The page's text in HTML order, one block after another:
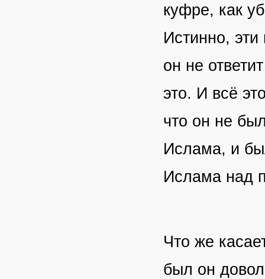
куфре, как
Истинно,
он не
это. И всё
что он не
Ислама, и
Ислама над
Что же
был он